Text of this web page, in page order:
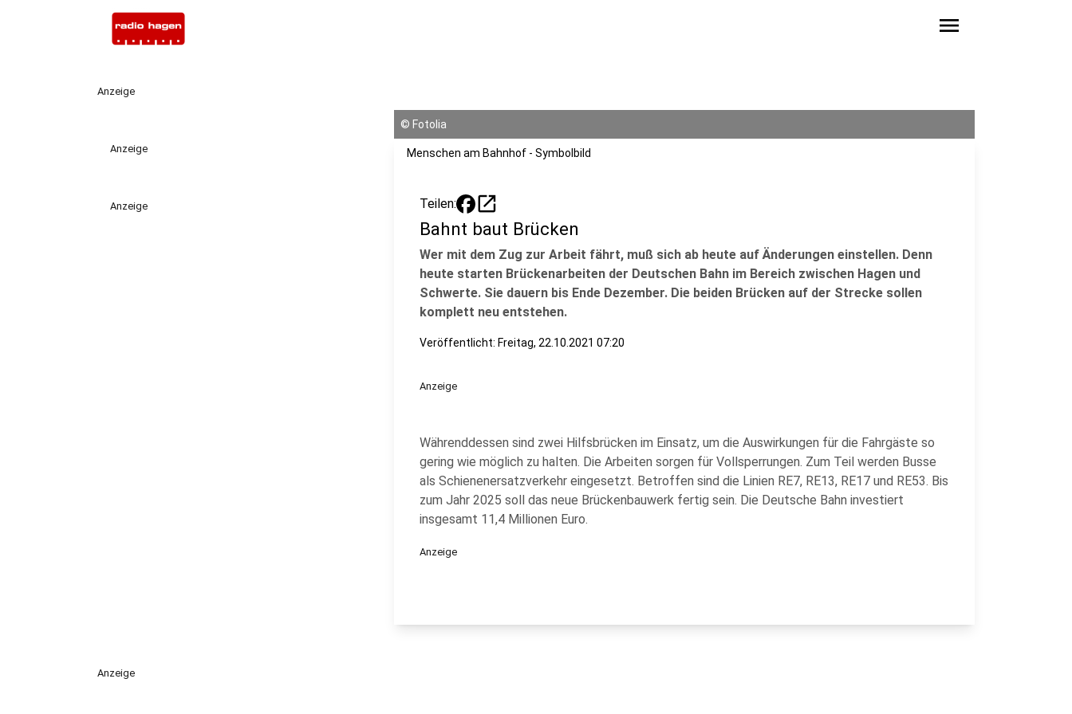
menu
Anzeige
Anzeige
Anzeige
© Fotolia
Menschen am Bahnhof - Symbolbild
Teilen: open_in_new
Bahnt baut Brücken
Wer mit dem Zug zur Arbeit fährt, muß sich ab heute auf Änderungen einstellen. Denn
heute starten Brückenarbeiten der Deutschen Bahn im Bereich zwischen Hagen und
Schwerte. Sie dauern bis Ende Dezember. Die beiden Brücken auf der Strecke sollen
komplett neu entstehen.
Veröffentlicht: Freitag, 22.10.2021 07:20
Anzeige
Währenddessen sind zwei Hilfsbrücken im Einsatz, um die Auswirkungen für die Fahrgäste so
gering wie möglich zu halten. Die Arbeiten sorgen für Vollsperrungen. Zum Teil werden Busse
als Schienenersatzverkehr eingesetzt. Betroffen sind die Linien RE7, RE13, RE17 und RE53. Bis
zum Jahr 2025 soll das neue Brückenbauwerk fertig sein. Die Deutsche Bahn investiert
insgesamt 11,4 Millionen Euro.
Anzeige
Anzeige